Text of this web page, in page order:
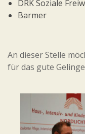
DRK Soziale
Barmer
An dieser Stelle
für das gute